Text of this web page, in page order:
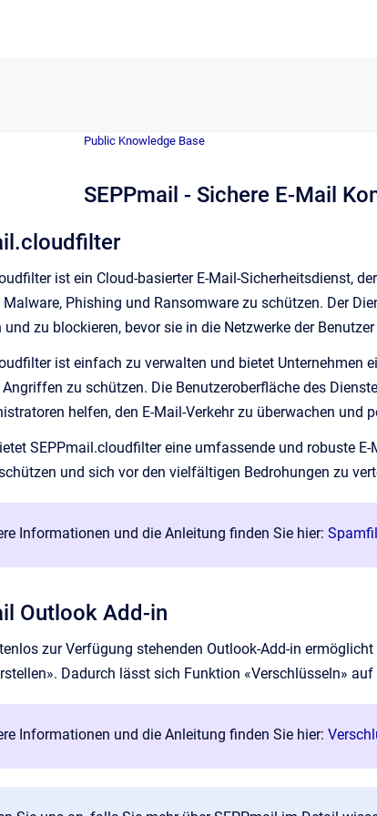
Public Knowledge Base
SEPPmail - Sichere E-Mail
ist ein Cloud-basierter E-Mail-Sicherheitsdienst,
Malware, Phishing und Ransomware zu schützen. Der
zu blockieren, bevor sie in die Netzwerke der
ist einfach zu verwalten und bietet Unternehmen
zu schützen. Die Benutzeroberfläche des
helfen, den E-Mail-Verkehr zu überwachen und
SEPPmail.cloudfilter eine umfassende und robuste
und sich vor den vielfältigen Bedrohungen zu
Informationen und die Anleitung finden Sie hier:
Outlook Add-in
zur Verfügung stehenden Outlook-Add-in
Dadurch lässt sich Funktion «Verschlüsseln»
Informationen und die Anleitung finden Sie hier: